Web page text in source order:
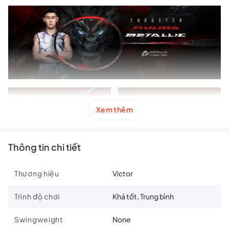
Xem thêm
Thông tin chi tiết
Thương hiệu Victor
Trình độ chơi Khá tốt, Trung bình
Swingweight None